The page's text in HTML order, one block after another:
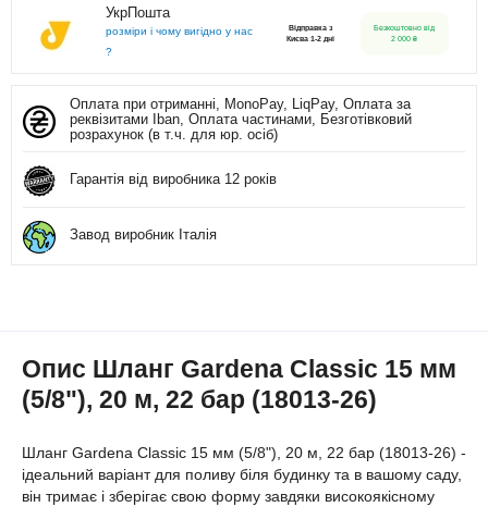
УкрПошта
розміри і чому вигідно у нас
?
Відправка з
Києва 1-2 дні
Безкоштовно від
2 000 ₴
Оплата при отриманні, MonoPay, LiqPay, Оплата за
реквізитами Iban, Оплата частинами, Безготівковий
розрахунок (в т.ч. для юр. осіб)
Гарантія від виробника 12 років
Завод виробник Італія
Опис Шланг Gardena Classic 15 мм
(5/8"), 20 м, 22 бар (18013-26)
Шланг Gardena Classic 15 мм (5/8"), 20 м, 22 бар (18013-26) -
ідеальний варіант для поливу біля будинку та в вашому саду,
він тримає і зберігає свою форму завдяки високоякісному